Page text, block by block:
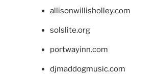
allisonwillisholley.com
solslite.org
portwayinn.com
djmaddogmusic.com